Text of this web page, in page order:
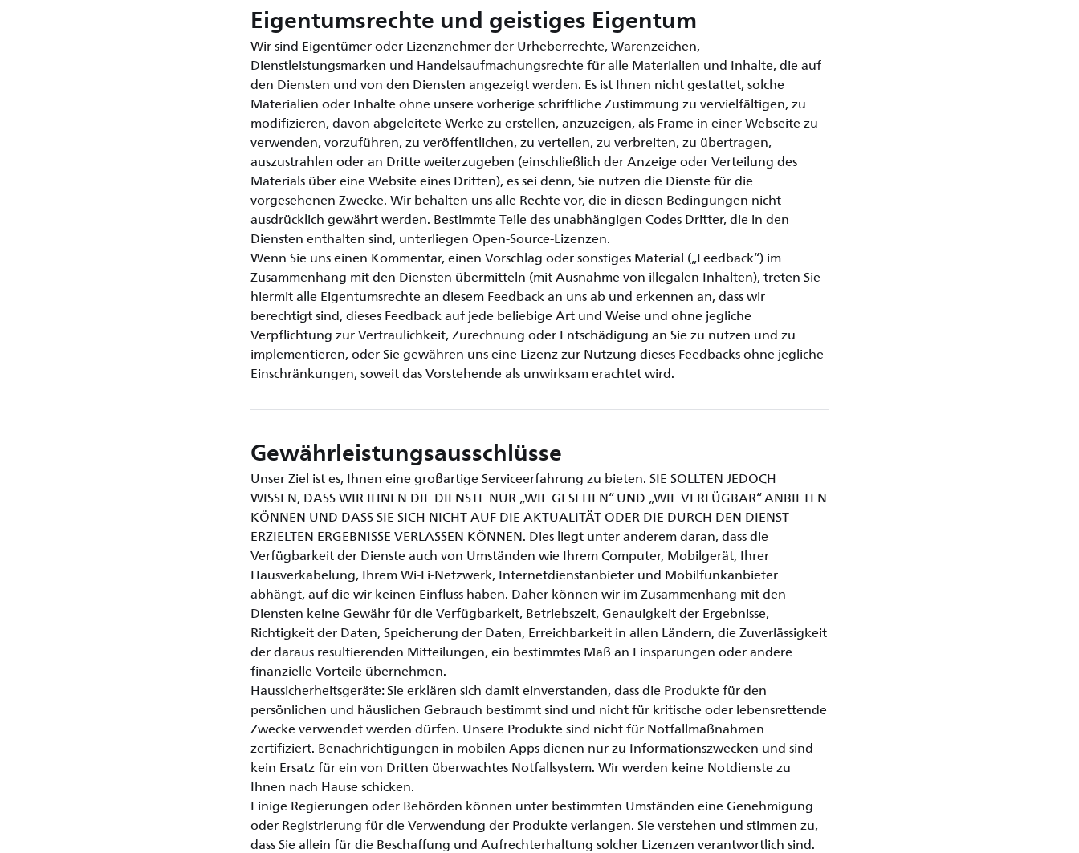
Eigentumsrechte und geistiges Eigentum
Wir sind Eigentümer oder Lizenznehmer der Urheberrechte, Warenzeichen,
Dienstleistungsmarken und Handelsaufmachungsrechte für alle Materialien und Inhalte, die auf
den Diensten und von den Diensten angezeigt werden. Es ist Ihnen nicht gestattet, solche
Materialien oder Inhalte ohne unsere vorherige schriftliche Zustimmung zu vervielfältigen, zu
modifizieren, davon abgeleitete Werke zu erstellen, anzuzeigen, als Frame in einer Webseite zu
verwenden, vorzuführen, zu veröffentlichen, zu verteilen, zu verbreiten, zu übertragen,
auszustrahlen oder an Dritte weiterzugeben (einschließlich der Anzeige oder Verteilung des
Materials über eine Website eines Dritten), es sei denn, Sie nutzen die Dienste für die
vorgesehenen Zwecke. Wir behalten uns alle Rechte vor, die in diesen Bedingungen nicht
ausdrücklich gewährt werden. Bestimmte Teile des unabhängigen Codes Dritter, die in den
Diensten enthalten sind, unterliegen Open-Source-Lizenzen.
Wenn Sie uns einen Kommentar, einen Vorschlag oder sonstiges Material („Feedback“) im
Zusammenhang mit den Diensten übermitteln (mit Ausnahme von illegalen Inhalten), treten Sie
hiermit alle Eigentumsrechte an diesem Feedback an uns ab und erkennen an, dass wir
berechtigt sind, dieses Feedback auf jede beliebige Art und Weise und ohne jegliche
Verpflichtung zur Vertraulichkeit, Zurechnung oder Entschädigung an Sie zu nutzen und zu
implementieren, oder Sie gewähren uns eine Lizenz zur Nutzung dieses Feedbacks ohne jegliche
Einschränkungen, soweit das Vorstehende als unwirksam erachtet wird.
Gewährleistungsausschlüsse
Unser Ziel ist es, Ihnen eine großartige Serviceerfahrung zu bieten. SIE SOLLTEN JEDOCH
WISSEN, DASS WIR IHNEN DIE DIENSTE NUR „WIE GESEHEN“ UND „WIE VERFÜGBAR“ ANBIETEN
KÖNNEN UND DASS SIE SICH NICHT AUF DIE AKTUALITÄT ODER DIE DURCH DEN DIENST
ERZIELTEN ERGEBNISSE VERLASSEN KÖNNEN. Dies liegt unter anderem daran, dass die
Verfügbarkeit der Dienste auch von Umständen wie Ihrem Computer, Mobilgerät, Ihrer
Hausverkabelung, Ihrem Wi-Fi-Netzwerk, Internetdienstanbieter und Mobilfunkanbieter
abhängt, auf die wir keinen Einfluss haben. Daher können wir im Zusammenhang mit den
Diensten keine Gewähr für die Verfügbarkeit, Betriebszeit, Genauigkeit der Ergebnisse,
Richtigkeit der Daten, Speicherung der Daten, Erreichbarkeit in allen Ländern, die Zuverlässigkeit
der daraus resultierenden Mitteilungen, ein bestimmtes Maß an Einsparungen oder andere
finanzielle Vorteile übernehmen.
Haussicherheitsgeräte: Sie erklären sich damit einverstanden, dass die Produkte für den
persönlichen und häuslichen Gebrauch bestimmt sind und nicht für kritische oder lebensrettende
Zwecke verwendet werden dürfen. Unsere Produkte sind nicht für Notfallmaßnahmen
zertifiziert. Benachrichtigungen in mobilen Apps dienen nur zu Informationszwecken und sind
kein Ersatz für ein von Dritten überwachtes Notfallsystem. Wir werden keine Notdienste zu
Ihnen nach Hause schicken.
Einige Regierungen oder Behörden können unter bestimmten Umständen eine Genehmigung
oder Registrierung für die Verwendung der Produkte verlangen. Sie verstehen und stimmen zu,
dass Sie allein für die Beschaffung und Aufrechterhaltung solcher Lizenzen verantwortlich sind.